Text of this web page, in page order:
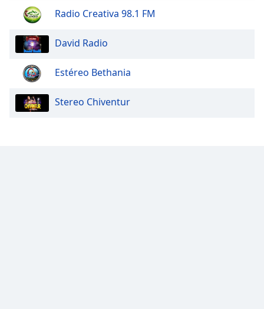
Radio Creativa 98.1 FM
David Radio
Estéreo Bethania
Stereo Chiventur